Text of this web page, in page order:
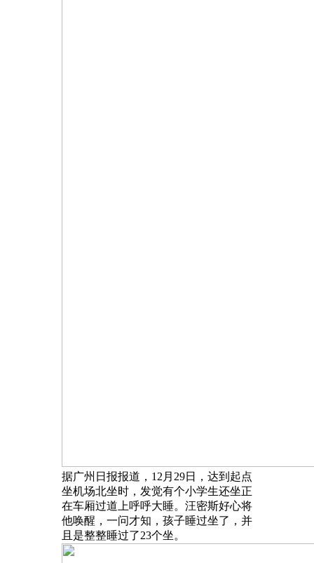
据广州日报报道，12月29日，达到起点
坐机场北坐时，发觉有个小学生还坐正
在车厢过道上呼呼大睡。汪密斯好心将
他唤醒，一问才知，孩子睡过坐了，并
且是整整睡过了23个坐。